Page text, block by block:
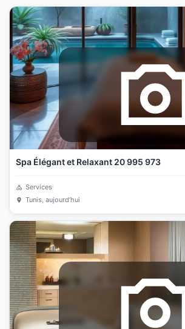
Spa Élégant et Relaxant 20 995 973
Services
Tunis, aujourd’hui